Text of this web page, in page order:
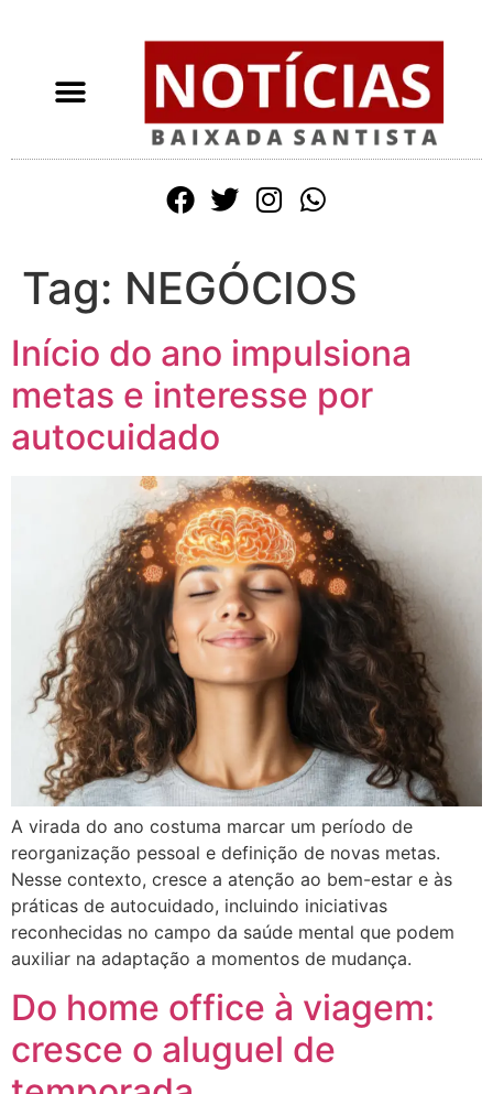
Tag: NEGÓCIOS
Início do ano impulsiona
metas e interesse por
autocuidado
A virada do ano costuma marcar um período de
reorganização pessoal e definição de novas metas.
Nesse contexto, cresce a atenção ao bem-estar e às
práticas de autocuidado, incluindo iniciativas
reconhecidas no campo da saúde mental que podem
auxiliar na adaptação a momentos de mudança.
Do home office à viagem:
cresce o aluguel de